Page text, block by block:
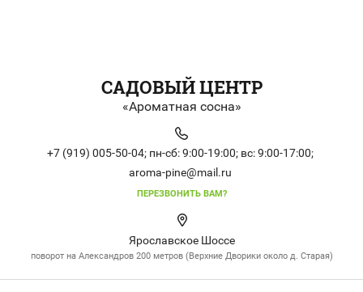
САДОВЫЙ ЦЕНТР
«Ароматная сосна»
+7 (919) 005-50-04; пн-сб: 9:00-19:00; вс: 9:00-17:00;
aroma-pine@mail.ru
ПЕРЕЗВОНИТЬ ВАМ?
Ярославское Шоссе
поворот на Александров 200 метров (Верхние Дворики около д. Старая)